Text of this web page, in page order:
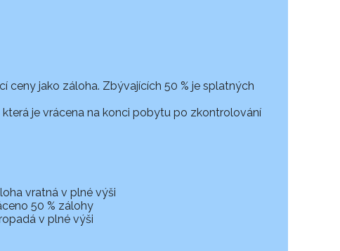
ceny jako záloha. Zbývajících 50 % je splatných
je vrácena na konci pobytu po zkontrolování
vratná v plné výši
50 % zálohy
v plné výši